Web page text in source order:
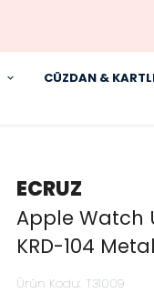
CÜZDAN &
ECRUZ
Apple Watch
KRD-104
Ürün Kodu: T31009